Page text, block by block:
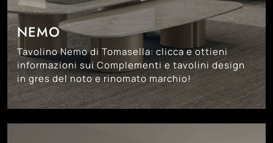
NEMO
Tavolino Nemo di Tomasella: clicca e ottieni
informazioni sui Complementi e tavolini design
in gres del noto e rinomato marchio!